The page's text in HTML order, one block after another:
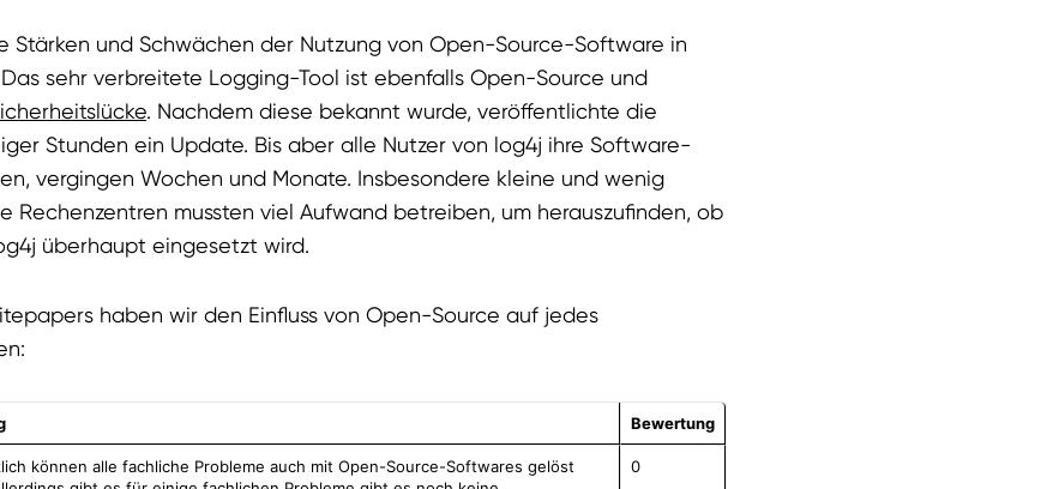
Stärken und Schwächen der Nutzung von Open-Source-Software in
sehr verbreitete Logging-Tool ist ebenfalls Open-Source und
. Nachdem diese bekannt wurde, veröffentlichte die
Stunden ein Update. Bis aber alle Nutzer von log4j ihre Software-
vergingen Wochen und Monate. Insbesondere kleine und wenig
Rechenzentren mussten viel Aufwand betreiben, um herauszufinden, ob
überhaupt eingesetzt wird.
haben wir den Einfluss von Open-Source auf jedes
Bewertung
können alle fachliche Probleme auch mit Open-Source-Softwares gelöst
0